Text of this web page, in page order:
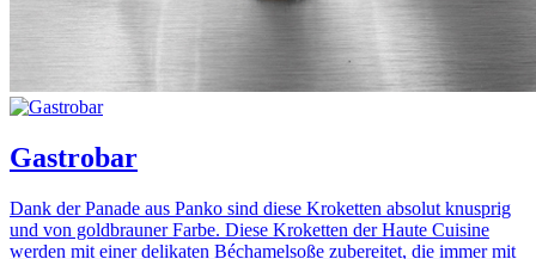
Gastrobar
Dank der Panade aus Panko sind diese Kroketten absolut knusprig
und von goldbrauner Farbe. Diese Kroketten der Haute Cuisine
werden mit einer delikaten Béchamelsoße zubereitet, die immer mit